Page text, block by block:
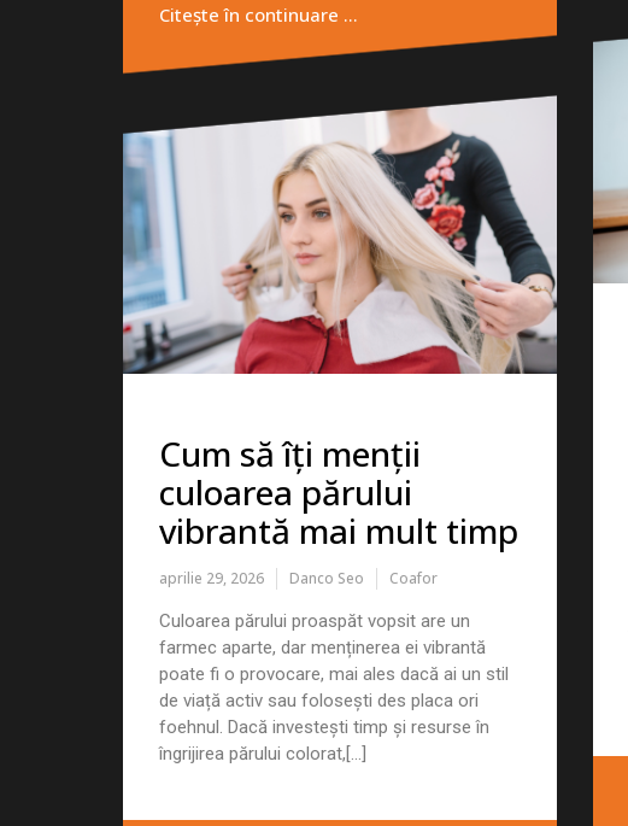
Citește în continuare …
Cum să îți menții
culoarea părului
vibrantă mai mult timp
aprilie 29, 2026 Danco Seo Coafor
Culoarea părului proaspăt vopsit are un
farmec aparte, dar menținerea ei vibrantă
poate fi o provocare, mai ales dacă ai un stil
de viață activ sau folosești des placa ori
foehnul. Dacă investești timp și resurse în
îngrijirea părului colorat,[...]